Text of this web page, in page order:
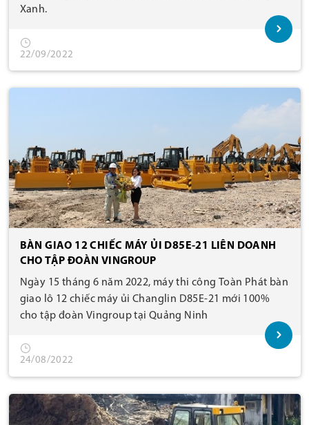
Xanh.
22/09/2022
BÀN GIAO 12 CHIẾC MÁY ỦI D85E-21 LIÊN DOANH
CHO TẬP ĐOÀN VINGROUP
Ngày 15 tháng 6 năm 2022, máy thi công Toàn Phát bàn
giao lô 12 chiếc máy ủi Changlin D85E-21 mới 100%
cho tập đoàn Vingroup tại Quảng Ninh
24/08/2022